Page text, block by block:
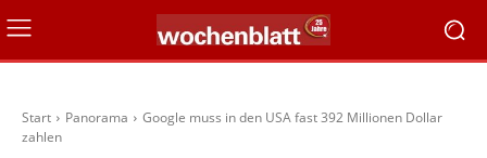
Start Panorama
Google muss in den USA fast 392 Millionen Dollar
zahlen